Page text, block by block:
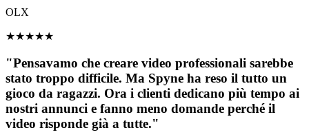
OLX
★★★★★
"Pensavamo che creare video professionali sarebbe
stato troppo difficile. Ma Spyne ha reso il tutto un
gioco da ragazzi. Ora i clienti dedicano più tempo ai
nostri annunci e fanno meno domande perché il
video risponde già a tutte."